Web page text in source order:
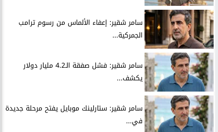
سامر شقير: إعفاء الألماس من رسوم ترامب
الجمركية...
سامر شقير: فشل صفقة الـ4.2 مليار دولار
يكشف...
سامر شقير: ستارلينك موبايل يفتح مرحلة جديدة
في...